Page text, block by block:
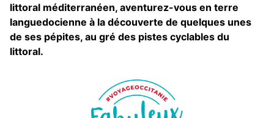
littoral méditerranéen, aventurez-vous en terre
languedocienne à la découverte de quelques unes
de ses pépites, au gré des pistes cyclables du
littoral.